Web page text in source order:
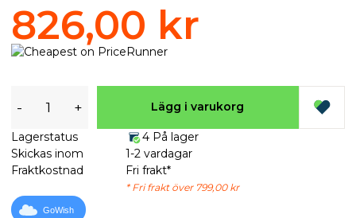
826,00 kr
- + Lägg i varukorg
Lagerstatus
4 På lager
Skickas inom
1-2 vardagar
Fraktkostnad
Fri frakt*
* Fri frakt över 799,00 kr
GoWish